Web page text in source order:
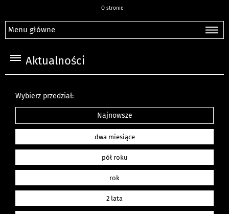
O stronie
Menu główne
Aktualności
Wybierz przedział:
Najnowsze
dwa miesiące
pół roku
rok
2 lata